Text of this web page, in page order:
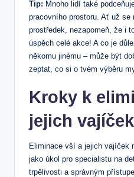
Tip: Mnoho lidí také
pracovního prostoru. Ať už se
prostředek, nezapomeň, že i
úspěch celé akce! A co je
někomu jinému – může být
zeptat, co si o tvém výběru
Kroky k
jejich vajíček
Eliminace vší a jejich vajíček
jako úkol pro specialistu na
trpělivosti a správným